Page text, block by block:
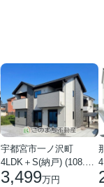
宇都宮市一ノ沢町
3,499万円